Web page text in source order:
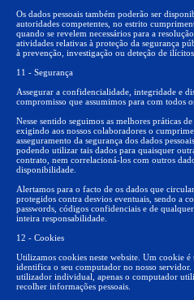
Os dados pessoais também poderão ser
autoridades competentes, no estrito
quando se revelem necessários para a
atividades relativas à proteção da segurança
à prevenção, investigação ou deteção de
11 - Segurança
Assegurar a confidencialidade, integridade e
compromisso que assumimos para com todos
Nesse sentido seguimos as melhores práticas
exigindo aos nossos colaboradores o
asseguramento da segurança dos dados
podendo utilizar tais dados para quaisquer
contrato, nem correlacioná-los com outros
disponibilidade.
Alertamos para o facto de os dados que
protegidos contra desvios eventuais, sendo a
passwords, códigos confidenciais e de
inteira responsabilidade.
12 - Cookies
Utilizamos cookies neste website. Um cookie
identifica o seu computador no nosso
utilizador individual, apenas o computador
recolher informações pessoais.